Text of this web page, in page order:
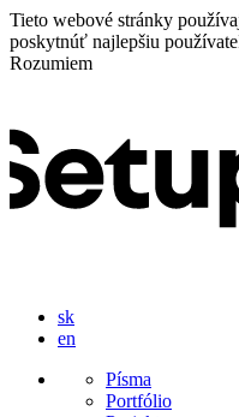
Tieto webové stránky
poskytnúť najlepšiu
Rozumiem
sk
en
Písma
Portfólio